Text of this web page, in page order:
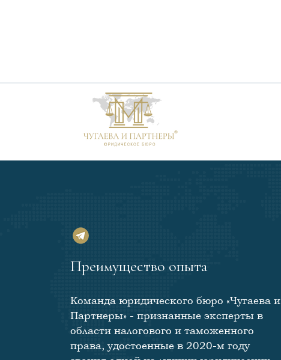
Преимущество опыта
Команда юридического бюро «Чугаева и
Партнеры» - признанные эксперты в
области налогового и таможенного
права, удостоенные в 2020-м году